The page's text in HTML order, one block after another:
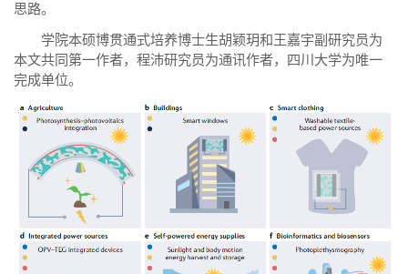
思路。
学院本硕博贯通式培养博士生胡颖玥和王嘉宇副研究员为
本文共同第一作者，程沛研究员为通讯作者，四川大学为唯一
完成单位。